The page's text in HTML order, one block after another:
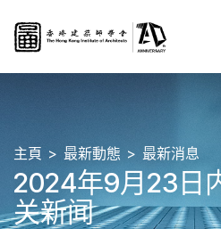
主頁 最新動態 最新消息
2024年9月23日
关新闻